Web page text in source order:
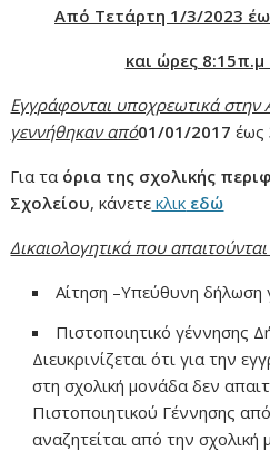
Από Τετάρτη 1/3/2023
και ώρες
Εγγράφονται υποχρεωτικά στην
γεννήθηκαν από01/01/2017 έως
Για τα όρια της σχολικής
Σχολείου, κάνετε κλικ εδώ
Δικαιολογητικά που
Αίτηση –Υπεύθυνη δήλωση
Πιστοποιητικό γέννησης
Διευκρινίζεται ότι για την
στη σχολική μονάδα δεν
Πιστοποιητικού Γέννησης
αναζητείται από την